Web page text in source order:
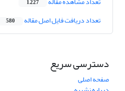
1,227
تعداد دریافت فایل اصل مقاله 580
دسترسی سریع
صفحه اصلی